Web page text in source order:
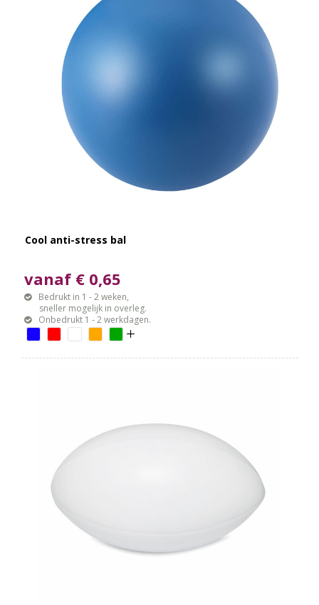
Cool anti-stress bal
vanaf € 0,65
Bedrukt in 1 - 2 weken,
sneller mogelijk in overleg.
Onbedrukt 1 - 2 werkdagen.